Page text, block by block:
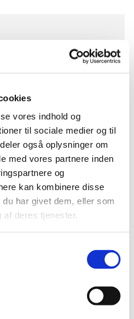
vores indhold og
til sociale medier og til
også oplysninger om
med vores partnere inden
og
kan kombinere disse
har givet dem, eller som
af deres tjenester.
Nybyvej 12,
holder vi ikke
- kaffe, kage,
uden et foredrag. Hvis
Iversen på tlf. 23 24